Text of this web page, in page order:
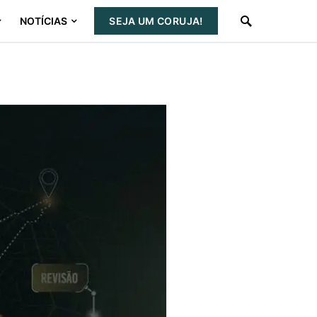
NOTÍCIAS SEJA UM CORUJA!